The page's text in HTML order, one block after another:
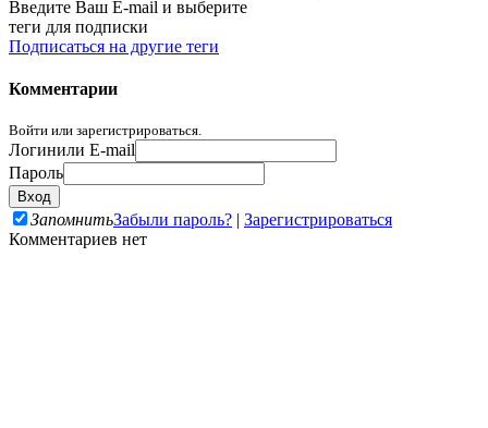
Введите Ваш E-mail и выберите
теги для подписки
Подписаться на другие теги
Комментарии
Войти или зарегистрироваться.
Логинили E-mail
Пароль
ЗапомнитьЗабыли пароль? | Зарегистрироваться
Комментариев нет